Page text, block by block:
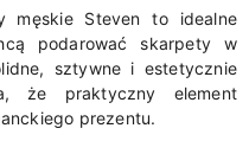
męskie Steven to idealne
podarować skarpety w
sztywne i estetycznie
że praktyczny element
prezentu.